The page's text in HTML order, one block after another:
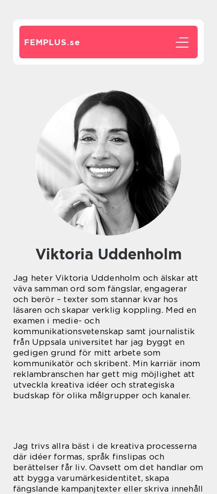
FEMPLUS.se
Viktoria Uddenholm
Jag heter Viktoria Uddenholm och älskar att
väva samman ord som fängslar, engagerar
och berör – texter som stannar kvar hos
läsaren och skapar verklig koppling. Med en
examen i medie- och
kommunikationsvetenskap samt journalistik
från Uppsala universitet har jag byggt en
gedigen grund för mitt arbete som
kommunikatör och skribent. Min karriär inom
reklambranschen har gett mig möjlighet att
utveckla kreativa idéer och strategiska
budskap för olika målgrupper och kanaler.
Jag trivs allra bäst i de kreativa processerna
där idéer formas, språk finslipas och
berättelser får liv. Oavsett om det handlar om
att bygga varumärkesidentitet, skapa
fängslande kampanjtexter eller skriva innehåll